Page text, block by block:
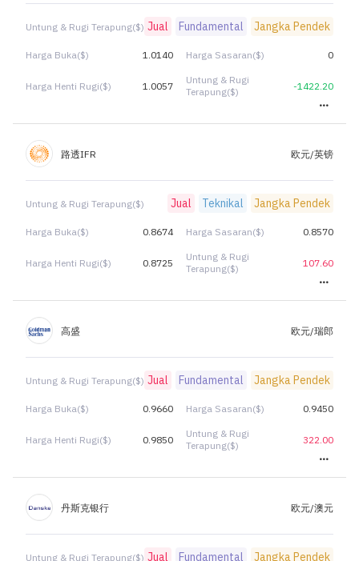
Untung & Rugi Terapung($) Jual Fundamental Jangka Pendek
Harga Buka($) 1.0140 Harga Sasaran($) 0
Harga Henti Rugi($) 1.0057
Untung & Rugi
Terapung($)
-1422.20
路透IFR 欧元/英镑
Untung & Rugi Terapung($) Jual Teknikal Jangka Pendek
Harga Buka($) 0.8674 Harga Sasaran($) 0.8570
Harga Henti Rugi($) 0.8725
Untung & Rugi
Terapung($)
107.60
高盛 欧元/瑞郎
Untung & Rugi Terapung($) Jual Fundamental Jangka Pendek
Harga Buka($) 0.9660 Harga Sasaran($) 0.9450
Harga Henti Rugi($) 0.9850
Untung & Rugi
Terapung($)
322.00
丹斯克银行 欧元/澳元
Untung & Rugi Terapung($) Jual Fundamental Jangka Pendek